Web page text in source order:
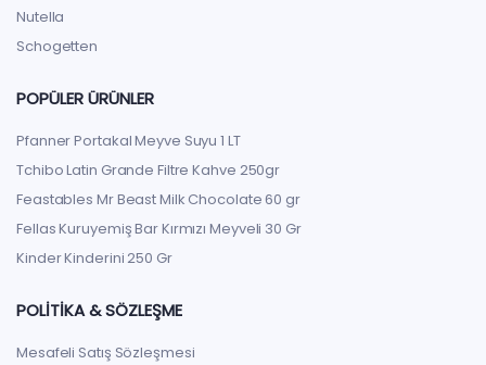
Nutella
Schogetten
POPÜLER ÜRÜNLER
Pfanner Portakal Meyve Suyu 1 LT
Tchibo Latin Grande Filtre Kahve 250gr
Feastables Mr Beast Milk Chocolate 60 gr
Fellas Kuruyemiş Bar Kırmızı Meyveli 30 Gr
Kinder Kinderini 250 Gr
POLITIKA & SÖZLEŞME
Mesafeli Satış Sözleşmesi